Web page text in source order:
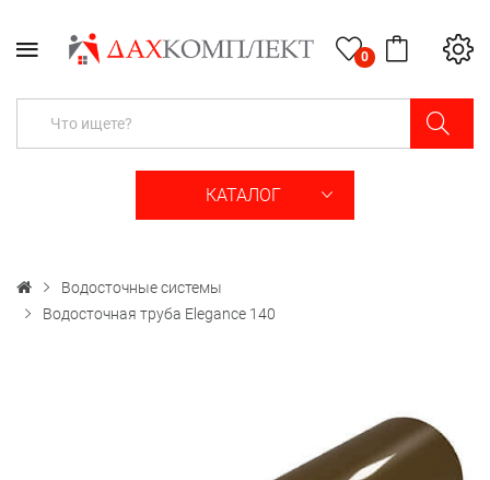
0
КАТАЛОГ
Водосточные системы
Водосточная труба Elegance 140